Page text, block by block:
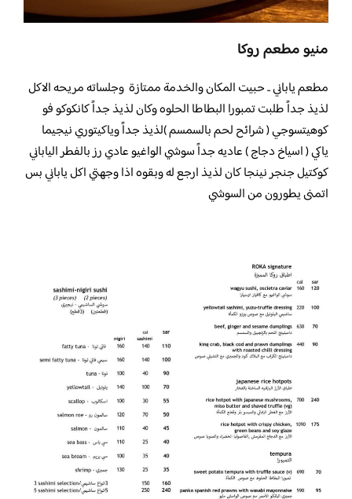
منيو مطعم روكا
مطعم ياباني .. حبيت المكان والخدمة ممتازة وجلساته مريحه الاكل
لذيذ جداً طلبت تمبورا البطاطا الحلوه وكان لذيذ جداً كانكوكو فو
كوهيتسوجي ( شرائح لحم بالسمسم )لذيذ جداً وياكيتوري نيجيما
ياكي ( اسياخ دجاج ) عاديه جداً سوشي الواغيو عادي رز بالفطر الياباني
كوكتيل جنجر نينجا كان لذيذ ارجع له وبقوه اذا وجهتي اكل ياباني بس
اتمنى يطورون من السوشي